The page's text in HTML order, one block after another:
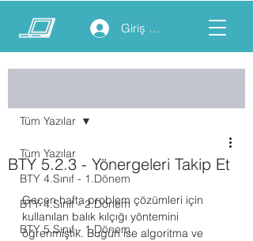
Giriş yap
Tüm Yazılar
BTY 4.Sınıf - 1.Dönem
BTY 4.Sınıf - 2.Dönem
BTY 5.Sınıf - 1.Dönem
Tüm Yazılar
BTY 5.2.3 - Yönergeleri Takip Et
Geçen hafta problem çözümleri için
kullanılan balık kılçığı yöntemini
öğrenmiştik. Bugün ise algoritma ve